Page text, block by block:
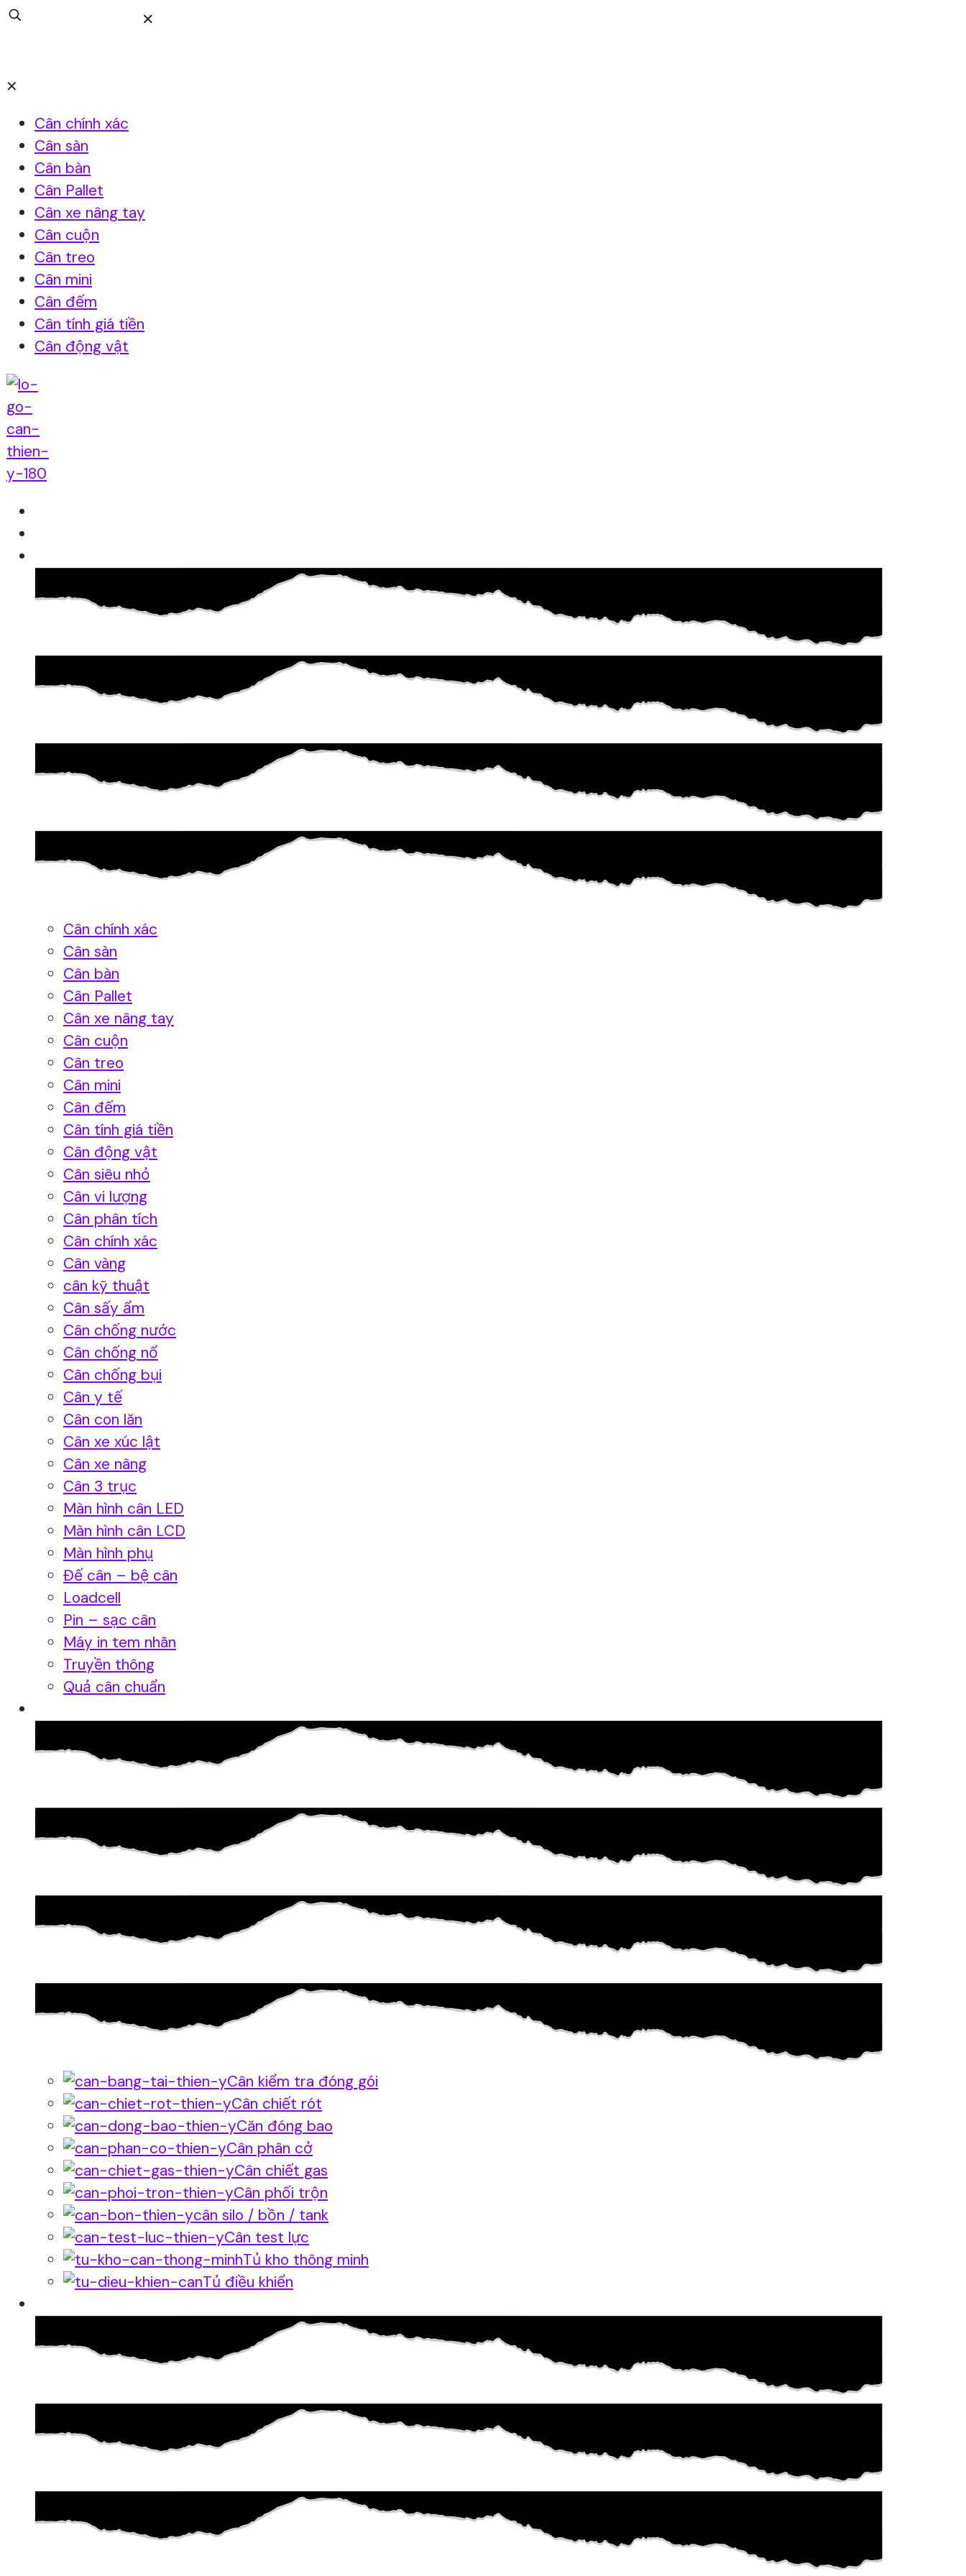
✕
✕
Cân chính xác
Cân sàn
Cân bàn
Cân Pallet
Cân xe nâng tay
Cân cuộn
Cân treo
Cân mini
Cân đếm
Cân tính giá tiền
Cân động vật
Cân chính xác
Cân sàn
Cân bàn
Cân Pallet
Cân xe nâng tay
Cân cuộn
Cân treo
Cân mini
Cân đếm
Cân tính giá tiền
Cân động vật
Cân siêu nhỏ
Cân vi lượng
Cân phân tích
Cân chính xác
Cân vàng
cân kỹ thuật
Cân sấy ẩm
Cân chống nước
Cân chống nổ
Cân chống bụi
Cân y tế
Cân con lăn
Cân xe xúc lật
Cân xe nâng
Cân 3 trục
Màn hình cân LED
Màn hình cân LCD
Màn hình phụ
Đế cân – bệ cân
Loadcell
Pin – sạc cân
Máy in tem nhãn
Truyền thông
Quả cân chuẩn
Cân kiểm tra đóng gói
Cân chiết rót
Căn đóng bao
Cân phân cở
Cân chiết gas
Cân phối trộn
cân silo / bồn / tank
Cân test lực
Tủ kho thông minh
Tủ điều khiển